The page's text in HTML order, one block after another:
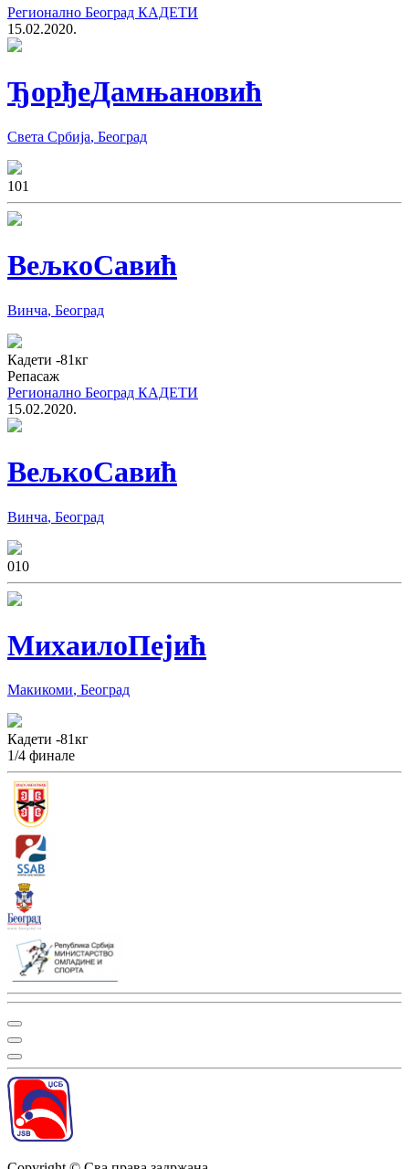
Регионално Београд КАДЕТИ
15.02.2020.
ЂорђеДамњановић
Света Србија, Београд
101
ВељкоСавић
Винча, Београд
Кадети -81кг
Репасаж
Регионално Београд КАДЕТИ
15.02.2020.
ВељкоСавић
Винча, Београд
010
МихаилоПејић
Макикоми, Београд
Кадети -81кг
1/4 финале